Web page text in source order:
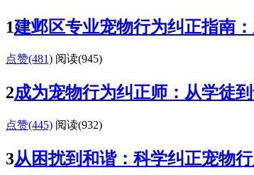
1建邺区专业宠物行为纠正指南
点赞(481) 阅读(945)
2成为宠物行为纠正师：从学徒
点赞(445) 阅读(932)
3从困扰到和谐：科学纠正宠物